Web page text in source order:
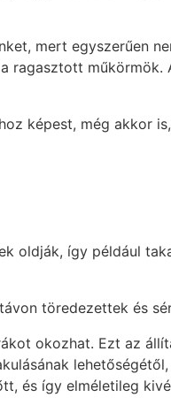
mert egyszerűen
ragasztott
képest, még akkor
oldják, így például
töredezettek és
okozhat. Ezt az
és így elméletileg